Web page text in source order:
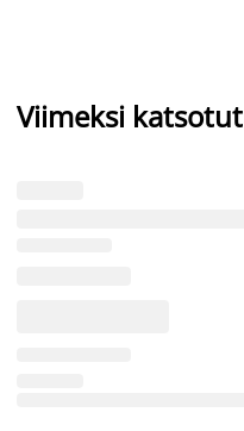
Viimeksi katsotut